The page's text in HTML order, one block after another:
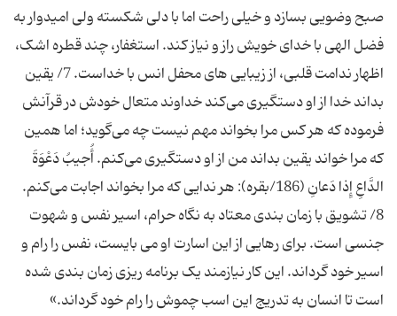
صبح وضویی بسازد و خیلی راحت اما با دلی شکسته ولی امیدوار به
فضل الهی با خدای خویش راز و نیاز کند. استغفار، چند قطره اشک،
اظهار ندامت قلبی، از زیبایی های محفل انس با خداست. 7/ یقین
بداند خدا از او دستگیری می‌کند خداوند متعال خودش در قرآنش
فرموده که هر کس مرا بخواند مهم نیست چه می‌گوید؛ اما همین
که مرا خواند یقین بداند من از او دستگیری می‌کنم. أُجیبُ دَعْوَةَ
الدَّاعِ إِذا دَعانِ (186/بقره): هر ندایی که مرا بخواند اجابت می‌کنم.
8/ تشویق با زمان بندی معتاد به نگاه حرام، اسیر نفس و شهوت
جنسی است. برای رهایی از این اسارت او می بایست، نفس را رام و
اسیر خود گرداند. این کار نیازمند یک برنامه ریزی زمان بندی شده